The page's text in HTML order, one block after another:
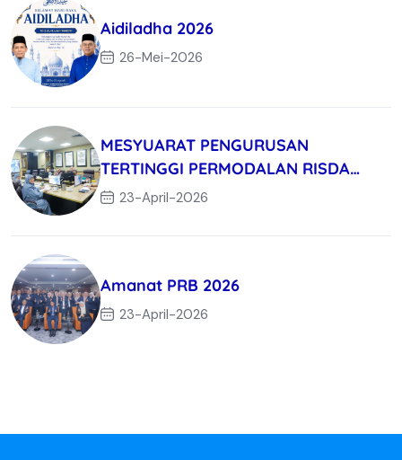
Aidiladha 2026
26-Mei-2026
MESYUARAT PENGURUSAN
TERTINGGI PERMODALAN RISDA
BERHAD KALI KE-3/
23-April-2026
Amanat PRB 2026
23-April-2026